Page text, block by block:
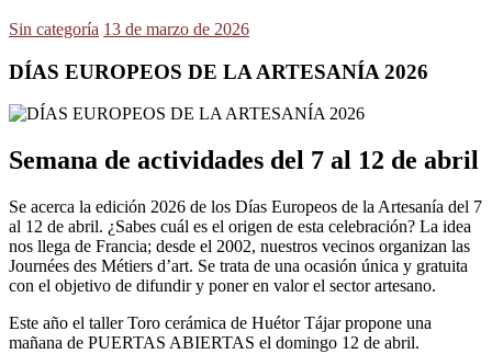
Sin categoría 13 de marzo de 2026
DÍAS EUROPEOS DE LA ARTESANÍA 2026
Semana de actividades del 7 al 12 de abril
Se acerca la edición 2026 de los Días Europeos de la Artesanía del 7
al 12 de abril. ¿Sabes cuál es el origen de esta celebración? La idea
nos llega de Francia; desde el 2002, nuestros vecinos organizan las
Journées des Métiers d’art. Se trata de una ocasión única y gratuita
con el objetivo de difundir y poner en valor el sector artesano.
Este año el taller Toro cerámica de Huétor Tájar propone una
mañana de PUERTAS ABIERTAS el domingo 12 de abril.